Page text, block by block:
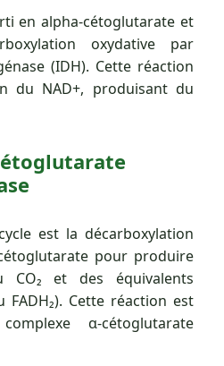
en alpha-cétoglutarate et
oxydative par
(IDH). Cette réaction
du NAD+, produisant du
est la décarboxylation
pour produire
CO₂ et des équivalents
FADH₂). Cette réaction est
α-cétoglutarate